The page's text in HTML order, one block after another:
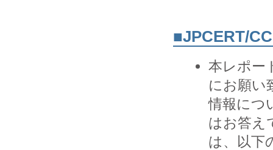
■JPCERT/
本レポー
にお願い
情報につ
はお答え
は、以下